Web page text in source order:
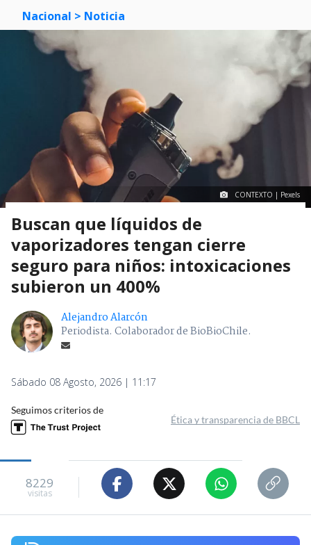
Nacional > Noticia
CONTEXTO | Pexels
Buscan que líquidos de
vaporizadores tengan cierre
seguro para niños: intoxicaciones
subieron un 400%
Alejandro Alarcón
Periodista. Colaborador de BioBioChile.
Sábado 08 Agosto, 2026 | 11:17
Seguimos criterios de
Ética y transparencia de BBCL
8229
visitas